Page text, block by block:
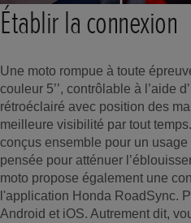
Établir la connexion
Une moto rompue à toute
couleur 5’’, contrôlable à l’aide
rétroéclairé avec position des
meilleure visibilité par tout
conçus ensemble pour un
pensée pour atténuer
moto propose également une
l'application Honda RoadSync.
Android et iOS. Autrement dit,